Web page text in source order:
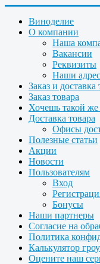
Виноделие
О компании
Наша
Вакансии
Реквизиты
Наши
Заказ и доставка
Заказ товара
Хочешь такой же
Доставка товара
Офисы
Полезные статьи
Акции
Новости
Пользователям
Вход
Бонусы
Наши партнеры
Согласие на
Политика
Калькулятор
Оцените наш